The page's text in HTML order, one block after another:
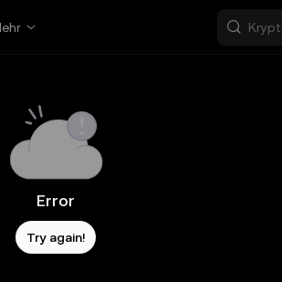
Error
Try again!